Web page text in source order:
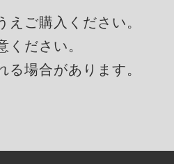
ご購入ください。
ださい。
場合があります。